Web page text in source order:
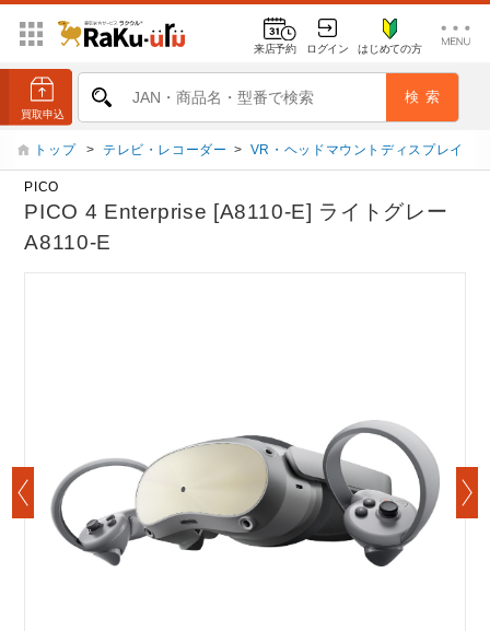
来店予約 ログイン はじめての方
トップ > テレビ・レコーダー > VR・ヘッドマウントディスプレイ
PICO
PICO 4 Enterprise [A8110-E] ライトグレー
A8110-E